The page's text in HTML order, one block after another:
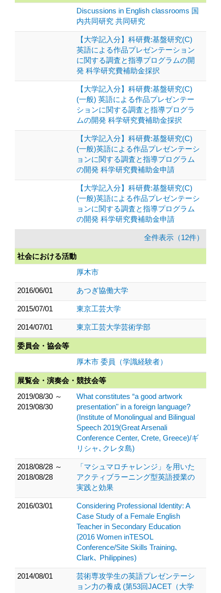
Discussions in English classrooms 国
内共同研究 共同研究
【大学記入分】科研費:基盤研究(C)
英語による作品プレゼンテーション
に関する調査と指導プログラムの開
発 科学研究費補助金採択
【大学記入分】科研費:基盤研究(C)
(一般) 英語による作品プレゼンテー
ションに関する調査と指導プログラ
ムの開発 科学研究費補助金採択
【大学記入分】科研費:基盤研究(C)
(一般)英語による作品プレゼンテーシ
ョンに関する調査と指導プログラム
の開発 科学研究費補助金申請
【大学記入分】科研費:基盤研究(C)
(一般)英語による作品プレゼンテーシ
ョンに関する調査と指導プログラム
の開発 科学研究費補助金申請
全件表示（12件）
社会における活動
厚木市
2016/06/01 あつぎ協働大学
2015/07/01 東京工芸大学
2014/07/01 東京工芸大学芸術学部
委員会・協会等
厚木市 委員（学識経験者）
展覧会・演奏会・競技会等
2019/08/30 ～
2019/08/30
What constitutes “a good artwork
presentation" in a foreign language?
(Institute of Monolingual and Bilingual
Speech 2019(Great Arsenali
Conference Center, Crete, Greece)/ギ
リシャ､クレタ島)
2018/08/28 ～
2018/08/28
「マシュマロチャレンジ」を用いた
アクティブラーニング型英語授業の
実践と効果
2016/03/01
Considering Professional Identity: A
Case Study of a Female English
Teacher in Secondary Education
(2016 Women inTESOL
Conference/Site Skills Training､
Clark､ Philippines)
2014/08/01
芸術専攻学生の英語プレゼンテーシ
ョン力の養成 (第53回JACET（大学